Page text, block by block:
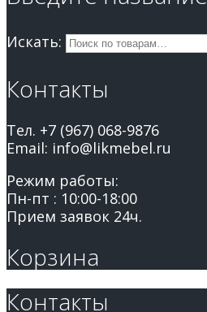
Искать:
Контакты
Тел. +7 (967) 068-9876
Email: info@likmebel.ru
Режим работы:
Пн-пт : 10:00-18:00
Прием заявок 24ч.
Корзина
Контакты